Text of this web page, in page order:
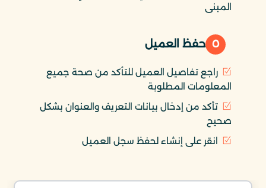
المبنى
٥ حفظ العميل
راجع تفاصيل العميل للتأكد من صحة جميع
المعلومات المطلوبة
تأكد من إدخال بيانات التعريف والعنوان بشكل
صحيح
انقر على إنشاء لحفظ سجل العميل